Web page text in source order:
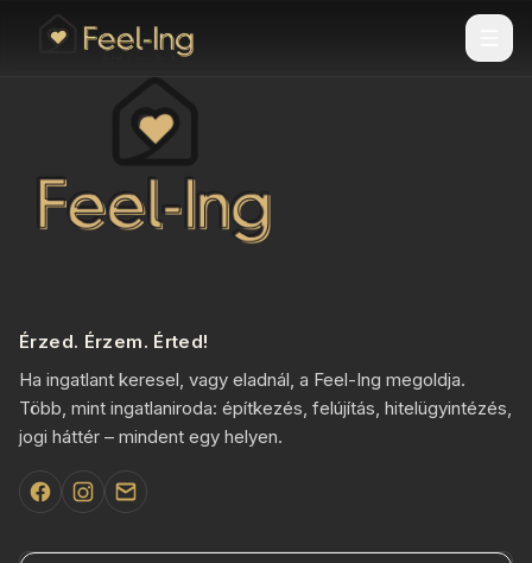
Érzed. Érzem. Érted!
Ha ingatlant keresel, vagy eladnál, a Feel-Ing megoldja.
Több, mint ingatlaniroda: építkezés, felújítás, hitelügyintézés,
jogi háttér – mindent egy helyen.